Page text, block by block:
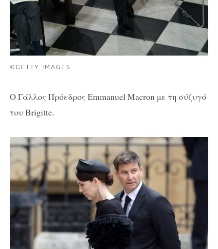
©GETTY IMAGES
Ο Γάλλος Πρόεδρος Emmanuel Macron με τη σύζυγό
του Brigitte.